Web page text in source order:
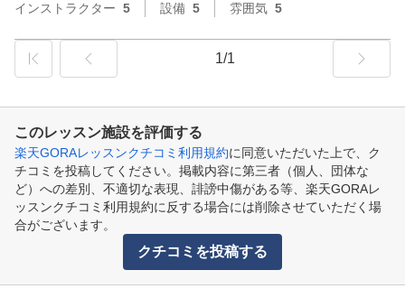
インストラクター 5 設備 5 雰囲気 5
1/1
このレッスン施設を評価する
楽天GORAレッスンクチコミ利用規約に同意いただいた上で、ク
チコミを投稿してください。掲載内容に第三者（個人、団体な
ど）への差別、不適切な表現、誹謗中傷がある等、楽天GORAレ
ッスンクチコミ利用規約に反する場合には削除させていただく場
合がございます。
クチコミを投稿する